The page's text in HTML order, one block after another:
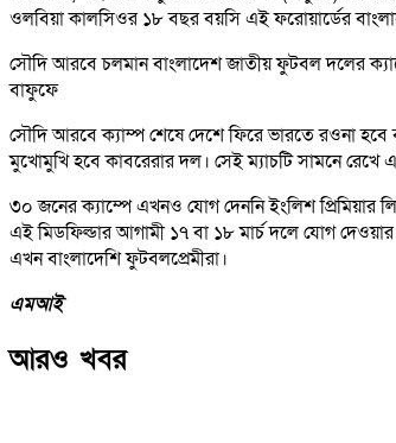
ওলবিয়া কালসিওর ১৮ বছর বয়সি এই ফরোয়ার্ডের
সৌদি আরবে চলমান বাংলাদেশ জাতীয় ফুটবল দলের
বাফুফে
সৌদি আরবে ক্যাম্প শেষে দেশে ফিরে ভারতে রওনা হবে
মুখোমুখি হবে কাবরেরার দল। সেই ম্যাচটি সামনে
৩০ জনের ক্যাম্পে এখনও যোগ দেননি ইংলিশ প্রিমিয়ার
এই মিডফিল্ডার আগামী ১৭ বা ১৮ মার্চ দলে যোগ
এখন বাংলাদেশি ফুটবলপ্রেমীরা।
এমআই
আরও খবর